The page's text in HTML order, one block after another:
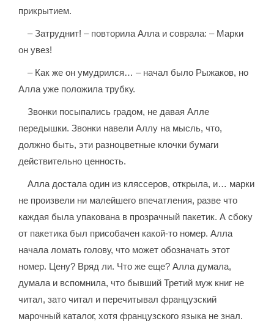
прикрытием.
– Затруднит! – повторила Алла и соврала: – Марки
он увез!
– Как же он умудрился… – начал было Рыжаков, но
Алла уже положила трубку.
Звонки посыпались градом, не давая Алле
передышки. Звонки навели Аллу на мысль, что,
должно быть, эти разноцветные клочки бумаги
действительно ценность.
Алла достала один из кляссеров, открыла, и… марки
не произвели ни малейшего впечатления, разве что
каждая была упакована в прозрачный пакетик. А сбоку
от пакетика был присобачен какой-то номер. Алла
начала ломать голову, что может обозначать этот
номер. Цену? Вряд ли. Что же еще? Алла думала,
думала и вспомнила, что бывший Третий муж книг не
читал, зато читал и перечитывал французский
марочный каталог, хотя французского языка не знал.